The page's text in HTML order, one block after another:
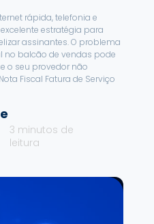
rápida, telefonia e
estratégia para
assinantes. O problema
no balcão de vendas pode
o seu provedor não
Fiscal Fatura de Serviço
3 minutos de
leitura